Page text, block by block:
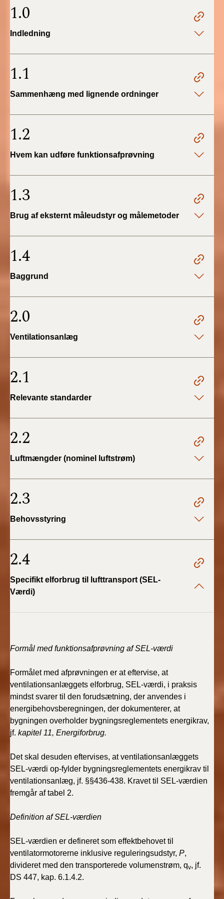
BR18 (1/1 - 30/6
2022)
BR18 (1/1-29/6
2018)
2010)
1.0
Indledning
1.1
Sammenhæng med lignende ordninger
1.2
Hvem kan udføre funktionsafprøvning
1.3
Brug af eksternt måleudstyr og målemetoder
1.4
Baggrund
2.0
Ventilationsanlæg
2.1
Relevante standarder
2.2
Luftmængder (nominel luftstrøm)
2.3
Behovsstyring
2.4
Specifikt elforbrug til lufttransport (SEL-
Værdi)
Formål med funktionsafprøvning af SEL-værdi
Formålet med afprøvningen er at eftervise, at
ventilationsanlæggets elforbrug, SEL-værdi, i praksis
mindst svarer til den forudsætning, der anvendes i
energibehovsberegningen, der dokumenterer, at
bygningen overholder bygningsreglementets energikrav,
jf. kapitel 11, Energiforbrug.
Det skal desuden eftervises, at ventilationsanlæggets
SEL-værdi op-fylder bygningsreglementets energikrav til
ventilationsanlæg, jf. §§436-438. Kravet til SEL-værdien
fremgår af tabel 2.
Definition af SEL-værdien
SEL-værdien er defineret som effektbehovet til
ventilatormotorerne inklusive reguleringsudstyr, P,
divideret med den transporterede volumenstrøm, qv, jf.
DS 447, kap. 6.1.4.2.